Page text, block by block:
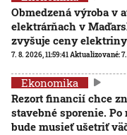
Obmedzená výroba v
elektrárňach v
zvyšuje ceny
7. 8. 2026, 11:59:41Aktualizované:
Ekonomika
Rezort financií chce
stavebné sporenie.
bude musieť ušetriť